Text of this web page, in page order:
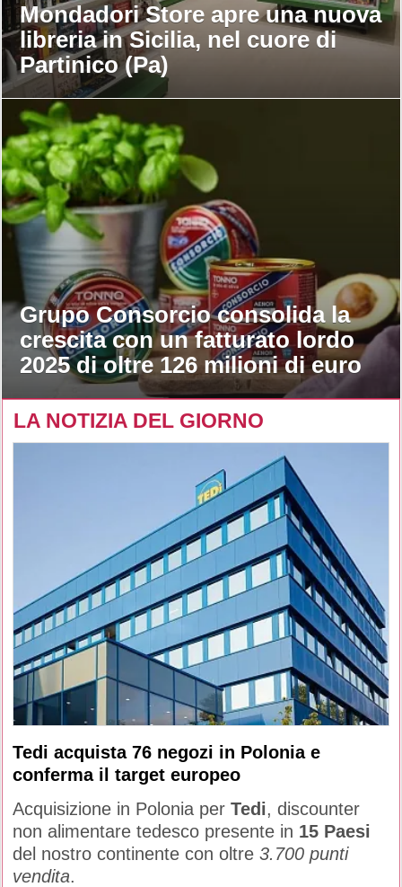
Mondadori Store apre una nuova
libreria in Sicilia, nel cuore di
Partinico (Pa)
Grupo Consorcio consolida la
crescita con un fatturato lordo
2025 di oltre 126 milioni di euro
LA NOTIZIA DEL GIORNO
Tedi acquista 76 negozi in Polonia e
conferma il target europeo
Acquisizione in Polonia per Tedi, discounter
non alimentare tedesco presente in 15 Paesi
del nostro continente con oltre 3.700 punti
vendita.